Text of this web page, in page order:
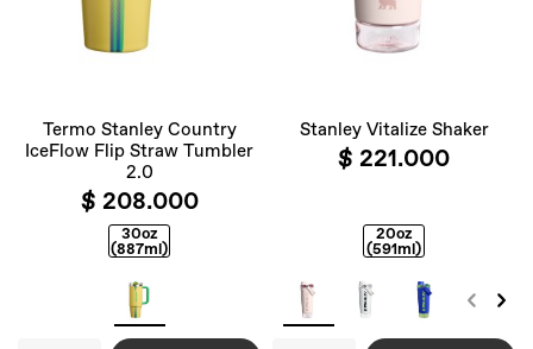
Termo Stanley Country
IceFlow Flip Straw Tumbler
2.0
$ 208.000
30oz
(887ml)
Stanley Vitalize Shaker
$ 221.000
20oz
(591ml)